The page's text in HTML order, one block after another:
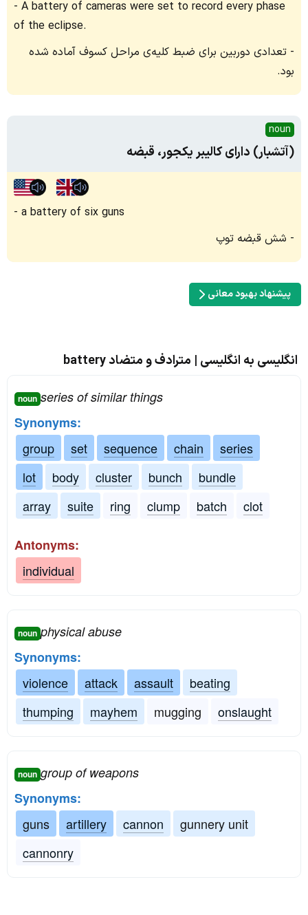
A battery of cameras were set to record every phase
of the eclipse.
تعدادی دوربین برای ضبط کلیه‌ی مراحل کسوف آماده شده
بود.
noun
(آتشبار) دارای کالیبر یکجور، قبضه
a battery of six guns
شش قبضه توپ
پیشنهاد بهبود معانی
انگلیسی به انگلیسی | مترادف و متضاد battery
noun series of similar things
Synonyms:
group
set sequence chain
series
lot
body cluster bunch
bundle
array
suite ring clump batch clot
Antonyms:
individual
noun physical abuse
Synonyms:
violence
attack assault
beating
thumping
mayhem mugging onslaught
noun group of weapons
Synonyms:
guns
artillery cannon
gunnery unit
cannonry